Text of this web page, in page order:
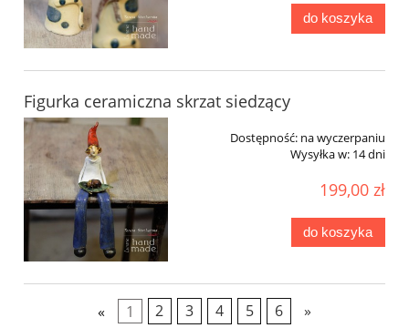
do koszyka
Figurka ceramiczna skrzat siedzący
Dostępność: na wyczerpaniu
Wysyłka w: 14 dni
199,00 zł
do koszyka
« 1 2 3 4 5 6 »